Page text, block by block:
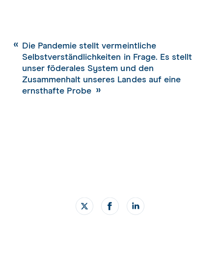
Die Pandemie stellt vermeintliche
Selbstverständlichkeiten in Frage. Es stellt
unser föderales System und den
Zusammenhalt unseres Landes auf eine
ernsthafte Probe